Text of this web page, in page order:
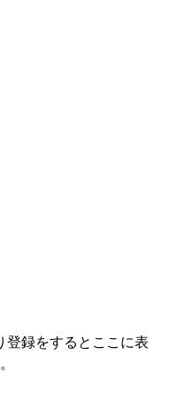
登録をすると ここに表